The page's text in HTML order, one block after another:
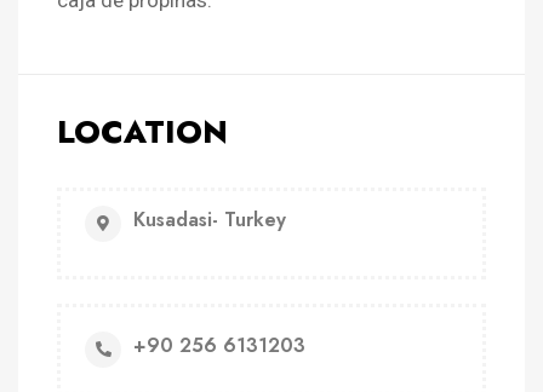
LOCATION
Kusadasi- Turkey
+90 256 6131203